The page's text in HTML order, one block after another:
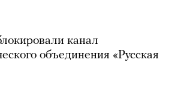
канал
объединения «Русская